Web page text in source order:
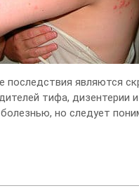
являются
тифа, дизентерии
но следует